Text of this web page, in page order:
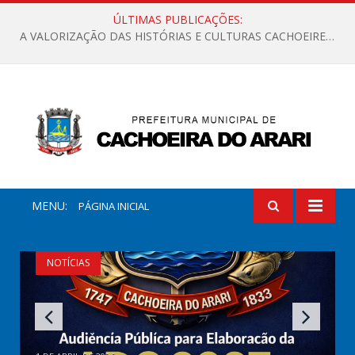
ÚLTIMAS PUBLICAÇÕES:
A VALORIZAÇÃO DAS HISTÓRIAS E CULTURAS CACHOEIRENSES
MENU: PÁGINA INICIAL
A VALORIZAÇÃO DAS HISTÓRIAS E
NOTÍCIAS
Prefeitura entrega certificados e máquinas